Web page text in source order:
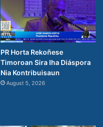
PR Horta Rekoñese
Timoroan Sira Iha Diáspora
Nia Kontribuisaun
August 5, 2026